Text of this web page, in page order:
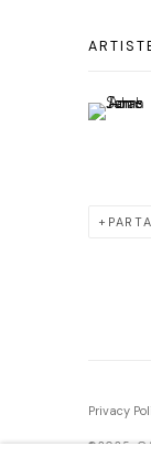
Privacy
©2025